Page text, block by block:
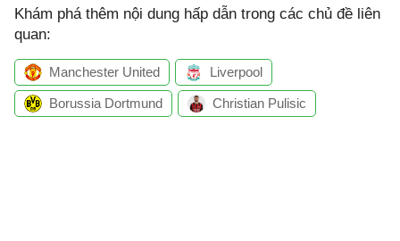
Khám phá thêm nội dung hấp dẫn trong các chủ đề liên
quan:
Manchester United Liverpool
Borussia Dortmund Christian Pulisic